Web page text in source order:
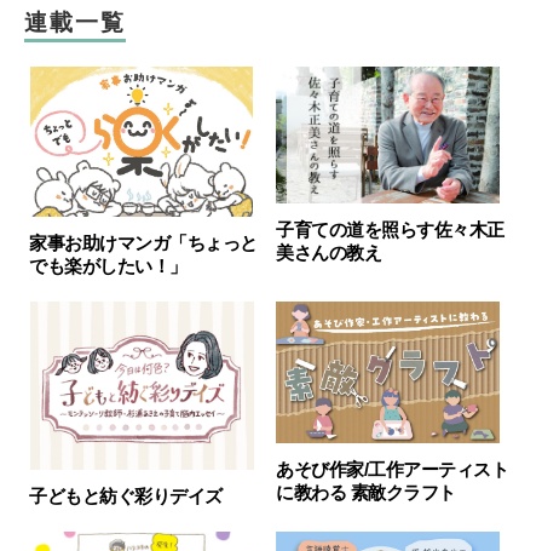
連載一覧
家事お助けマンガ「ちょっと
でも楽がしたい！」
子育ての道を照らす佐々木正
美さんの教え
子どもと紡ぐ彩りデイズ
あそび作家/工作アーティスト
に教わる 素敵クラフト